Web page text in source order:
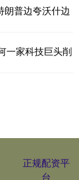
朗普边夸沃什边
一家科技巨头削
正规配资平
台